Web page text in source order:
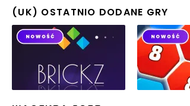
(UK) OSTATNIO DODANE GRY